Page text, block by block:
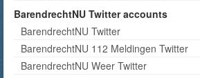
BarendrechtNU Twitter accounts
BarendrechtNU Twitter
BarendrechtNU 112 Meldingen Twitter
BarendrechtNU Weer Twitter